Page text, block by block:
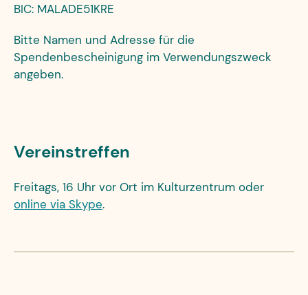
BIC: MALADE51KRE
Bitte Namen und Adresse für die
Spendenbescheinigung im Verwendungszweck
angeben.
Vereinstreffen
Freitags, 16 Uhr vor Ort im Kulturzentrum oder
online via Skype.